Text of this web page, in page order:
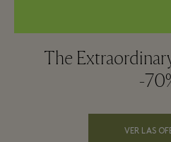
The
-
VER LAS